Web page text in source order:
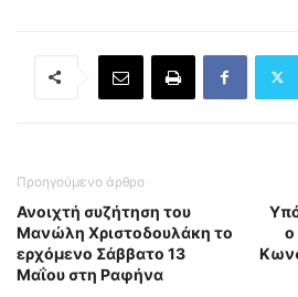
Προηγούμενο άρθρο
Ανοιχτή συζήτηση του
Μανώλη Χριστοδουλάκη το
ερχόμενο Σάββατο 13
Μαΐου στη Ραφήνα
ο